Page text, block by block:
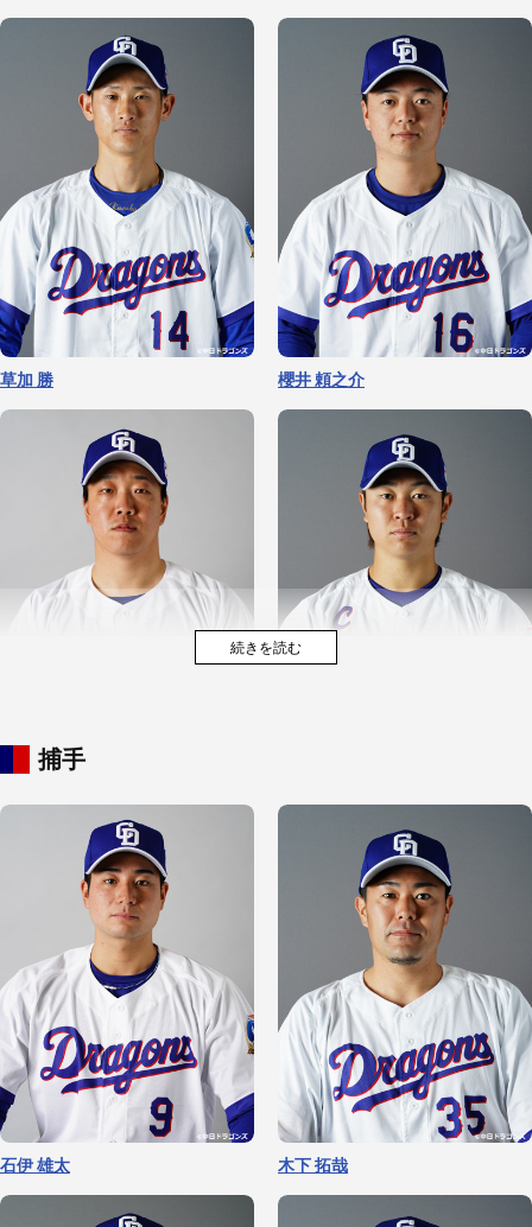
草加 勝 櫻井 頼之介
柳 裕也
涌井 秀章 金丸 夢斗
捕手
石伊 雄太 木下 拓哉